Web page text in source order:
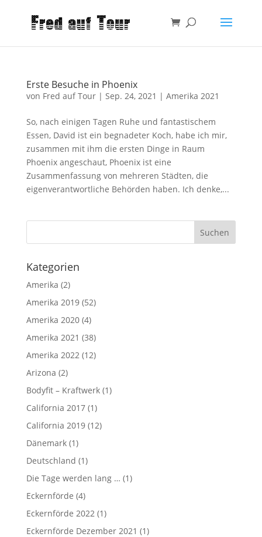
Erste Besuche in Phoenix
von Fred auf Tour| Sep. 24, 2021 | Amerika 2021
So, nach einigen Tagen Ruhe und fantastischem
Essen, David ist ein begnadeter Koch, habe ich mir,
zusammen mit ihm die ersten Dinge in Raum
Phoenix angeschaut, Phoenix ist eine
Zusammenfassung von mehreren Städten, die
eigenverantwortliche Behörden haben. Ich denke,...
Kategorien
Amerika (2)
Amerika 2019(52)
Amerika 2020(4)
Amerika 2021 (38)
Amerika 2022(12)
Arizona (2)
Bodyfit – Kraftwerk(1)
California 2017(1)
California 2019(12)
Dänemark(1)
Deutschland (1)
Die Tage werden lang … (1)
Eckernförde (4)
Eckernförde 2022(1)
Eckernförde Dezember 2021 (1)